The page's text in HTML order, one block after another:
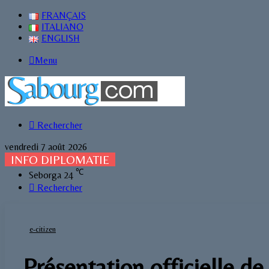
FRANÇAIS
ITALIANO
ENGLISH
Menu
Rechercher
vendredi 7 août 2026
INFO DIPLOMATIE
Seborga 24 ℃
Rechercher
e-citizen